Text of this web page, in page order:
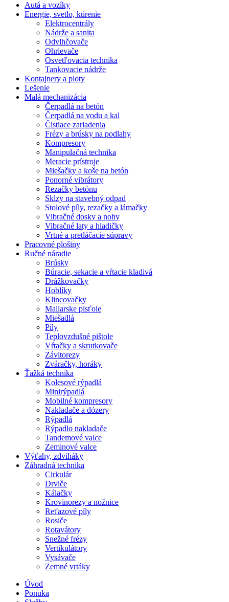
Autá a vozíky
Energie, svetlo, kúrenie
Elektrocentrály
Nádrže a sanita
Odvlhčovače
Ohrievače
Osvetľovacia technika
Tankovacie nádrže
Kontajnery a ploty
Lešenie
Malá mechanizácia
Čerpadlá na betón
Čerpadlá na vodu a kal
Čistiace zariadenia
Frézy a brúsky na podlahy
Kompresory
Manipulačná technika
Meracie prístroje
Miešačky a koše na betón
Ponorné vibrátory
Rezačky betónu
Sklzy na stavebný odpad
Stolové píly, rezačky a lámačky
Vibračné dosky a nohy
Vibračné laty a hladičky
Vrtné a pretláčacie súpravy
Pracovné plošiny
Ručné náradie
Brúsky
Búracie, sekacie a vŕtacie kladivá
Drážkovačky
Hoblíky
Klincovačky
Maliarske pisťole
Miešadlá
Píly
Teplovzdušné pištole
Vŕtačky a skrutkovače
Závitorezy
Zváračky, horáky
Ťažká technika
Kolesové rýpadlá
Minirýpadlá
Mobilné kompresory
Nakladače a dózery
Rýpadlá
Rýpadlo nakladače
Tandemové valce
Zeminové valce
Výťahy, zdviháky
Záhradná technika
Cirkulár
Drviče
Kálačky
Krovinorezy a nožnice
Reťazové píly
Rosiče
Rotavátory
Snežné frézy
Vertikulátory
Vysávače
Zemné vrtáky
Úvod
Ponuka